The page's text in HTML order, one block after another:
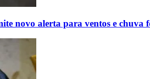
novo alerta para ventos e chuva